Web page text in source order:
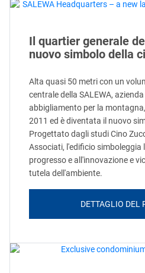
Il quartier generale
nuovo simbolo della
Alta quasi 50 metri con un
centrale della SALEWA,
abbigliamento per la
2011 ed è diventata il nuovo
Progettato dagli studi Cino
Associati, l'edificio simboleggia
progresso e all'innovazione e
tutela dell'ambiente.
DETTAGLIO DEL